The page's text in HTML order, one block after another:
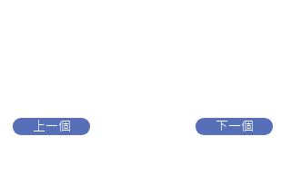
上一個 下一個